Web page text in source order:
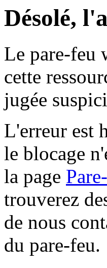
Désolé,
Le pare-feu
cette
jugée
L'erreur est
le blocage
la page
trouverez
de nous
du pare-feu.